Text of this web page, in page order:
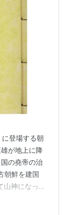
在世理
らの引用文と
の記録が見当
偽書だと証明
』を附会する
う根拠にされ
登場する朝
が地上に降
の堯帝の治
朝鮮を建国
山神になった
見解が有力